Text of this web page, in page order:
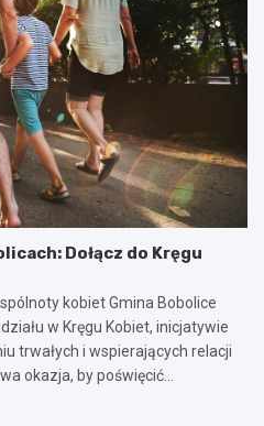
Dołącz do Kręgu
kobiet Gmina Bobolice
w Kręgu Kobiet, inicjatywie
trwałych i wspierających relacji
okazja, by poświęcić…